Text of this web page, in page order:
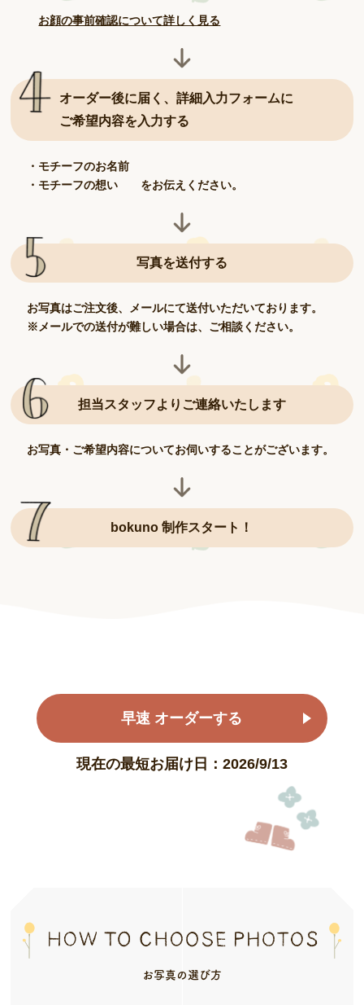
お顔の事前確認について詳しく見る
オーダー後に届く、詳細入力フォームに
ご希望内容を入力する
・モチーフのお名前
・モチーフの想い をお伝えください。
写真を送付する
お写真はご注文後、メールにて送付いただいております。
※メールでの送付が難しい場合は、ご相談ください。
担当スタッフよりご連絡いたします
お写真・ご希望内容についてお伺いすることがございます。
bokuno 制作スタート！
早速 オーダーする
現在の最短お届け日：2026/9/13
お写真の選び方